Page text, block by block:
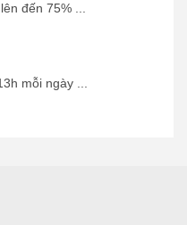
đến 75% ...
mỗi ngày ...